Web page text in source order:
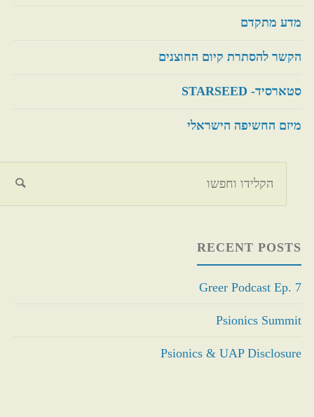
מדע מתקדם
הקשר להסתרת קיום החוצנים
סטארסיד- STARSEED
מיזם החשיפה הישראלי
RECENT POSTS
Greer Podcast Ep. 7
Psionics Summit
Psionics & UAP Disclosure